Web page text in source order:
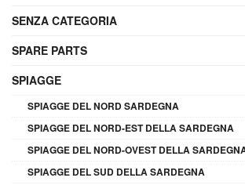
SENZA CATEGORIA
SPARE PARTS
SPIAGGE
SPIAGGE DEL NORD SARDEGNA
SPIAGGE DEL NORD-EST DELLA SARDEGNA
SPIAGGE DEL NORD-OVEST DELLA
SPIAGGE DEL SUD DELLA SARDEGNA